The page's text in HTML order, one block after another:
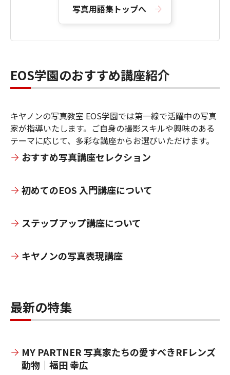
写真用語集トップへ
EOS学園のおすすめ講座紹介
キヤノンの写真教室 EOS学園では第一線で活躍中の写真
家が指導いたします。ご自身の撮影スキルや興味のある
テーマに応じて、多彩な講座からお選びいただけます。
おすすめ写真講座セレクション
初めてのEOS 入門講座について
ステップアップ講座について
キヤノンの写真表現講座
最新の特集
MY PARTNER 写真家たちの愛すべきRFレンズ
動物｜福田 幸広